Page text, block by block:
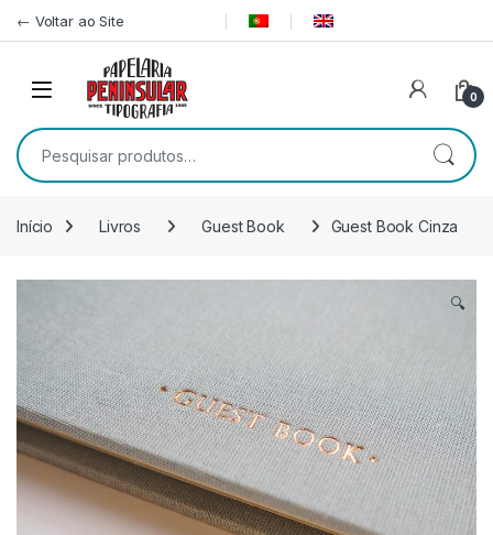
← Voltar ao Site
0
Pesquisar por:
Início Livros Guest Book Guest Book Cinza
🔍